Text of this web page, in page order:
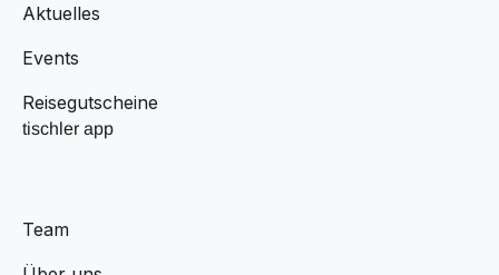
Aktuelles
Events
Reisegutscheine
tischler app
Team